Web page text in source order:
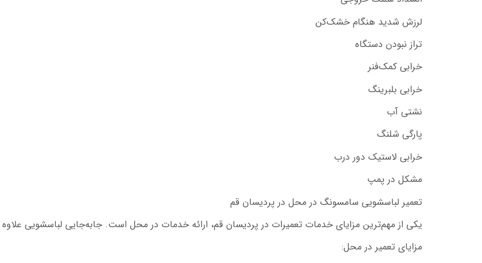
لرزش شدید هنگام خشک‌کن
تراز نبودن دستگاه
خرابی کمک‌فنر
خرابی بلبرینگ
نشتی آب
پارگی شلنگ
خرابی لاستیک دور درب
مشکل در پمپ
تعمیر لباسشویی سامسونگ در محل در پردیسان قم
یکی از مهم‌ترین مزایای خدمات تعمیرات در پردیسان قم، ارائه خدمات در محل است. جابه‌جایی لباسشویی
مزایای تعمیر در محل: